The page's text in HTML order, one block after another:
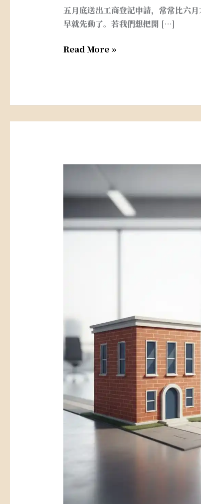
五月底送出工商登記申請，常常比六
早就先動了。若我們想把開 […]
Read More »
創
前，
行
號
稅
務
異